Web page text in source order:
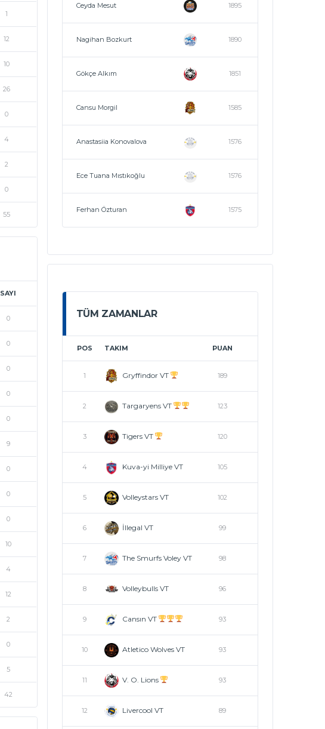
1
12
10
26
0
4
2
0
55
SAYI
0
0
0
0
0
9
0
0
0
10
4
12
2
0
5
42
Ceyda Mesut 1895
Nagihan Bozkurt 1890
Gökçe Alkım 1851
Cansu Morgil 1585
Anastasiia Konovalova 1576
Ece Tuana Mıstıkoğlu 1576
Ferhan Özturan 1575
TÜM ZAMANLAR
POS TAKIM PUAN
1 Gryffindor VT 189
2 Targaryens VT 123
3 Tigers VT 120
4 Kuva-yi Milliye VT 105
5 Volleystars VT 102
6 İllegal VT 99
7 The Smurfs Voley VT 98
8 Volleybulls VT 96
9 Cansın VT 93
10 Atletico Wolves VT 93
11 V. O. Lions 93
12 Livercool VT 89